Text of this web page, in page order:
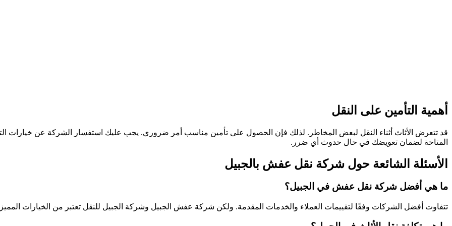
أهمية التأمين على النقل
قد تتعرض الأثاث أثناء النقل لبعض المخاطر. لذلك فإن الحصول على تأمين مناسب أمر ضروري. يجب عليك استفسار الشركة عن خيارات
المتاحة لضمان تعويضك في حال حدوث أي ضرر.
الأسئلة الشائعة حول شركة نقل عفش بالجبيل
ما هي أفضل شركة نقل عفش في الجبيل؟
تتفاوت أفضل الشركات وفقًا لتقييمات العملاء والخدمات المقدمة. ولكن شركة عفش الجبيل وشركة الجبيل للنقل تعتبر من الخيارات